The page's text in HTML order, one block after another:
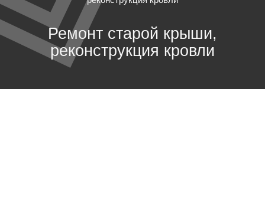
Ремонт старой крыши,
реконструкция кровли